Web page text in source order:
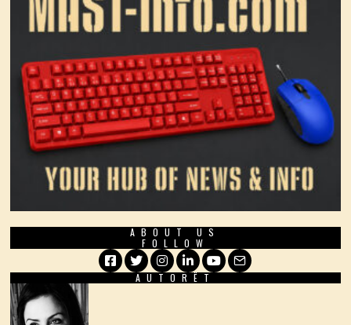
ABOUT US
FOLLOW
Facebook
TwitterInstagram
LinkedIn
YouTube
Email
AUTORËT